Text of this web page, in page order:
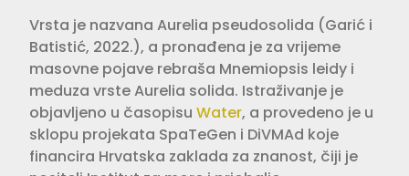
Vrsta je nazvana Aurelia pseudosolida (Garić i
Batistić, 2022.), a pronađena je za vrijeme
masovne pojave rebraša Mnemiopsis leidy i
meduza vrste Aurelia solida. Istraživanje je
objavljeno u časopisu Water, a provedeno je u
sklopu projekata SpaTeGen i DiVMAd koje
financira Hrvatska zaklada za znanost, čiji je